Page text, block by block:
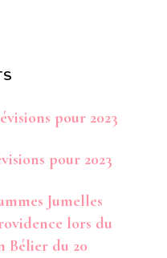
pour 2023
pour 2023
Jumelles
lors du
Bélier du 20